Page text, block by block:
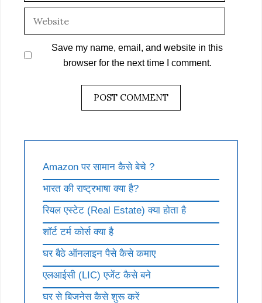
Save my name, email, and website in this
browser for the next time I comment.
Amazon पर सामान कैसे बेचे ?
भारत की राष्ट्रभाषा क्या है?
रियल एस्टेट (Real Estate) क्या होता है
शॉर्ट टर्म कोर्स क्या है
घर बैठे ऑनलाइन पैसे कैसे कमाए
एलआईसी (LIC) एजेंट कैसे बने
घर से बिजनेस कैसे शुरू करें